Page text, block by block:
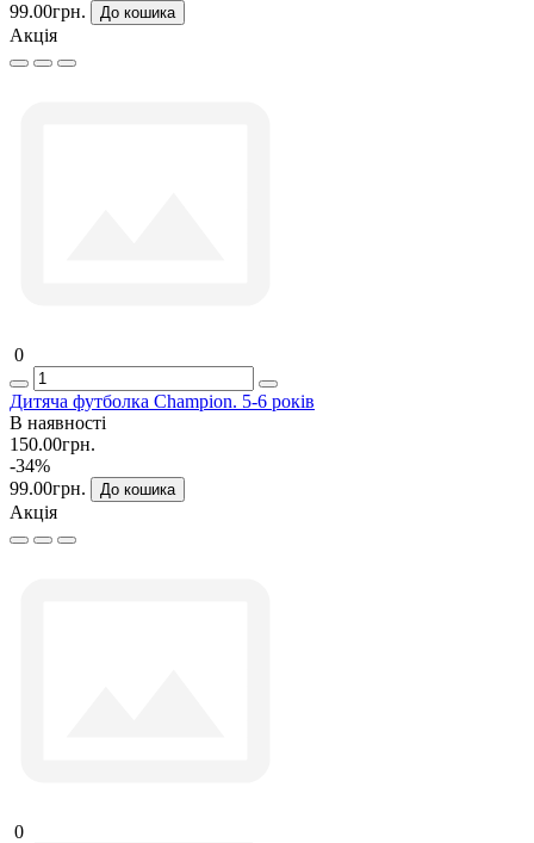
99.00грн. До кошика
Акція
0
Дитяча футболка Champion. 5-6 років
В наявності
150.00грн.
-34%
99.00грн.
До кошика
Акція
0